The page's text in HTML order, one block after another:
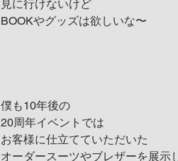
見に行けないけど
BOOKやグッズは欲しいな〜
僕も10年後の
20周年イベントでは
お客様に仕立てていただいた
オーダースーツやブレザーを展示